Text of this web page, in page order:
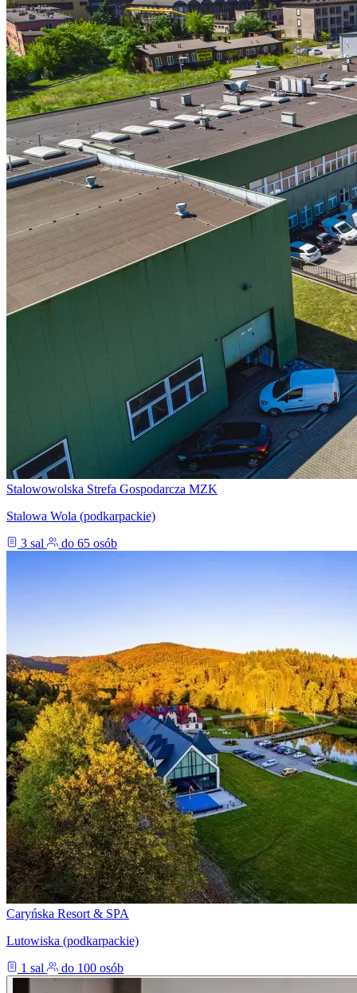
Stalowowolska Strefa Gospodarcza MZK
Stalowa Wola (podkarpackie)
3 sal
do 65 osób
Caryńska Resort & SPA
Lutowiska (podkarpackie)
1 sal
do 100 osób